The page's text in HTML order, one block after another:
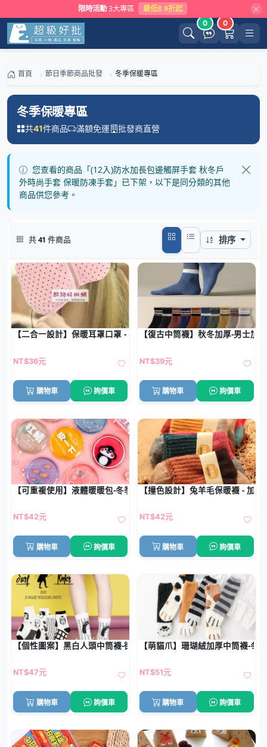
限時活動 3大專區 最低8.9折起
0 0
首頁 節日季節商品批發 冬季保暖專區
冬季保暖專區
共41件商品 滿額免運 批發商直營
您查看的商品「(12入)防水加長包邊觸屏手套 秋冬戶
外時尚手套 保暖防凍手套」已下架，以下是同分類的其他
商品供您參考。
共41 件商品 排序
【二合一設計】保暖耳罩口罩 - 冬季防護罩
NT$36元
購物車 詢價車
【復古中筒襪】秋冬加厚-男士加
NT$39元
購物車 詢價車
【可重複使用】液體暖暖包-冬季保暖神器
NT$42元
購物車 詢價車
【撞色設計】兔羊毛保暖襪 - 加厚
NT$42元
購物車 詢價車
【個性圖案】黑白人頭中筒襪-街頭潮流必備單品
NT$47元
購物車 詢價車
【萌貓爪】珊瑚絨加厚中筒襪-冬
NT$51元
購物車 詢價車